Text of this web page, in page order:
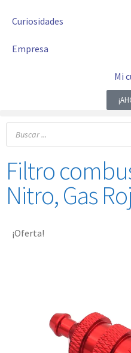
Mi
Curiosidades
Empresa
Filtro
Nitro, Gas
¡Oferta!